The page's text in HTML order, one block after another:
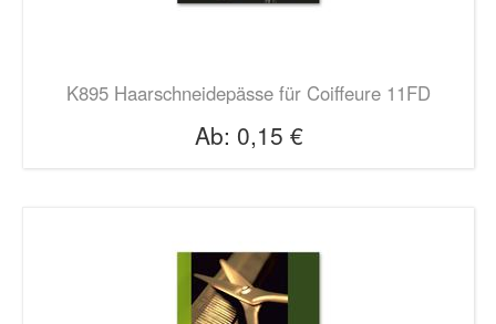
K895 Haarschneidepässe für Coiffeure 11FD
Ab: 0,15 €